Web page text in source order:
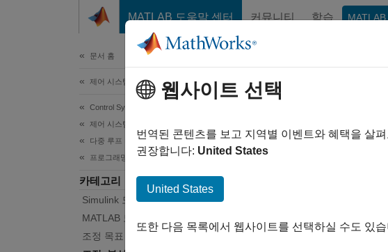
MATLAB 도움말 센터 커뮤니티 학습 MATLAB
문서 홈
제어 시스템
Control System Toolbox
제어 시스템 설계 및 조정
다중 루프 다목적 조정
프로그래밍 방식 조정
카테고리
Simulink 모델 조정을 위한 설정
MATLAB 모델 조정을 위한 설정
조정 목표
조정, 분석 및
명령줄에서 제어 시스
시스템의 경우, 전체
함수
웹사이트 선택
번역된 콘텐츠를 보고 지역별 이벤트와 혜택을 살
권장합니다: United States
United States
또한 다음 목록에서 웹사이트를 선택하실 수도 있